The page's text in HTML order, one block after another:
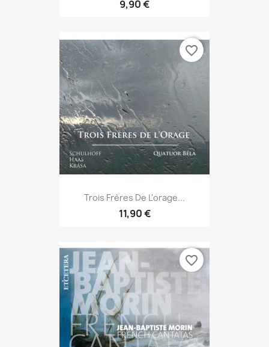
9,90 €
Trois Frères De L'orage...
11,90 €
favorite_border
favorite_border